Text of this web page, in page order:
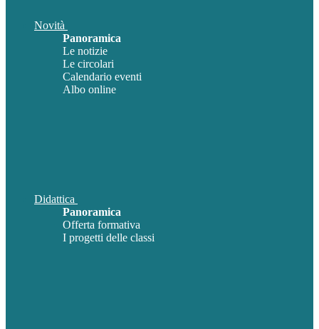
Novità
Panoramica
Le notizie
Le circolari
Calendario eventi
Albo online
Didattica
Panoramica
Offerta formativa
I progetti delle classi